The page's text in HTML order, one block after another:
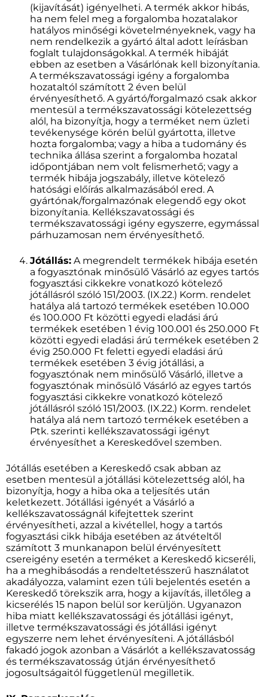
(kijavítását) igényelheti. A termék akkor hibás,
ha nem felel meg a forgalomba hozatalakor
hatályos minőségi követelményeknek, vagy ha
nem rendelkezik a gyártó által adott leírásban
foglalt tulajdonságokkal. A termék hibáját
ebben az esetben a Vásárlónak kell bizonyítania.
A termékszavatossági igény a forgalomba
hozataltól számított 2 éven belül
érvényesíthető. A gyártó/forgalmazó csak akkor
mentesül a termékszavatossági kötelezettség
alól, ha bizonyítja, hogy a terméket nem üzleti
tevékenysége körén belül gyártotta, illetve
hozta forgalomba; vagy a hiba a tudomány és
technika állása szerint a forgalomba hozatal
időpontjában nem volt felismerhető; vagy a
termék hibája jogszabály, illetve kötelező
hatósági előírás alkalmazásából ered. A
gyártónak/forgalmazónak elegendő egy okot
bizonyítania. Kellékszavatossági és
termékszavatossági igény egyszerre, egymással
párhuzamosan nem érvényesíthető.
Jótállás: A megrendelt termékek hibája esetén
a fogyasztónak minősülő Vásárló az egyes tartós
fogyasztási cikkekre vonatkozó kötelező
jótállásról szóló 151/2003. (IX.22.) Korm. rendelet
hatálya alá tartozó termékek esetében 10.000
és 100.000 Ft közötti egyedi eladási árú
termékek esetében 1 évig 100.001 és 250.000 Ft
közötti egyedi eladási árú termékek esetében 2
évig 250.000 Ft feletti egyedi eladási árú
termékek esetében 3 évig jótállási, a
fogyasztónak nem minősülő Vásárló, illetve a
fogyasztónak minősülő Vásárló az egyes tartós
fogyasztási cikkekre vonatkozó kötelező
jótállásról szóló 151/2003. (IX.22.) Korm. rendelet
hatálya alá nem tartozó termékek esetében a
Ptk. szerinti kellékszavatossági igényt
érvényesíthet a Kereskedővel szemben.
Jótállás esetében a Kereskedő csak abban az
esetben mentesül a jótállási kötelezettség alól, ha
bizonyítja, hogy a hiba oka a teljesítés után
keletkezett. Jótállási igényét a Vásárló a
kellékszavatosságnál kifejtettek szerint
érvényesítheti, azzal a kivétellel, hogy a tartós
fogyasztási cikk hibája esetében az átvételtől
számított 3 munkanapon belül érvényesített
csereigény esetén a terméket a Kereskedő kicseréli,
ha a meghibásodás a rendeltetésszerű használatot
akadályozza, valamint ezen túli bejelentés esetén a
Kereskedő törekszik arra, hogy a kijavítás, illetőleg a
kicserélés 15 napon belül sor kerüljön. Ugyanazon
hiba miatt kellékszavatossági és jótállási igényt,
illetve termékszavatossági és jótállási igényt
egyszerre nem lehet érvényesíteni. A jótállásból
fakadó jogok azonban a Vásárlót a kellékszavatosság
és termékszavatosság útján érvényesíthető
jogosultságaitól függetlenül megilletik.